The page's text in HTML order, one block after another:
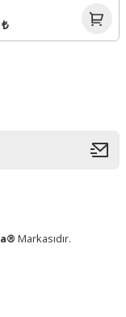
Markasıdır.